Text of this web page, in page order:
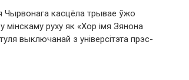
Чырвонага касцёла трывае ўжо
руху як «Хор імя Зянона
выключанай з універсітэта прэс-